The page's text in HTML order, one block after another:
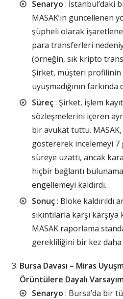
Senaryo : İstanbul’daki
MASAK’ın güncellenen
şüpheli olarak
para transferleri
(örneğin, sık kripto
Şirket, müşteri
uyuşmadığının farkında
Süreç: Şirket, işlem
sözleşmelerini içeren
bir avukat tuttu. MASAK,
göstererek incelemeyi
süreye uzattı, ancak
hiçbir bağlantı
engellemeyi kaldırdı.
Sonuç: Bloke kaldırıldı
sıkıntılarla karşı
MASAK raporlama
gerekliliğini bir kez
Bursa Davası – Miras
Örüntülere Dayalı
Senaryo : Bursa’da bir